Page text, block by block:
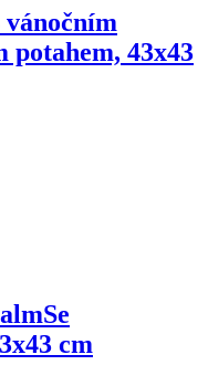
vánočním
potahem, 43x43
Se
cm